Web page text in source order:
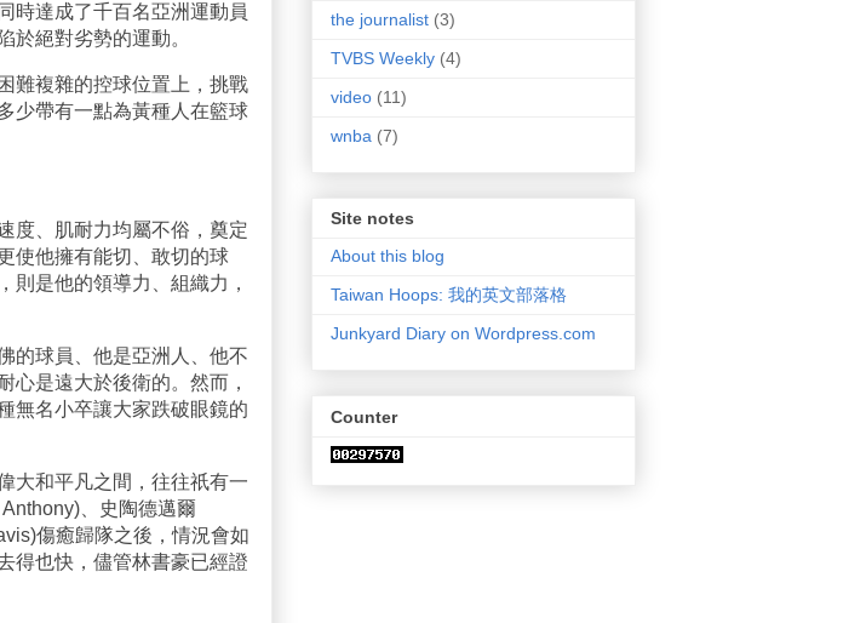
時達成了千百名亞洲運動員
於絕對劣勢的運動。
難複雜的控球位置上，挑戰
少帶有一點為黃種人在籃球
度、肌耐力均屬不俗，奠定
使他擁有能切、敢切的球
則是他的領導力、組織力，
的球員、他是亞洲人、他不
心是遠大於後衛的。然而，
無名小卒讓大家跌破眼鏡的
大和平凡之間，往往祇有一
、史陶德邁爾
傷癒歸隊之後，情況會如
得也快，儘管林書豪已經證
the journalist (3)
TVBS Weekly (4)
video (11)
wnba (7)
Site notes
About this blog
Taiwan Hoops: 我的英文部落格
Junkyard Diary on Wordpress.com
Counter